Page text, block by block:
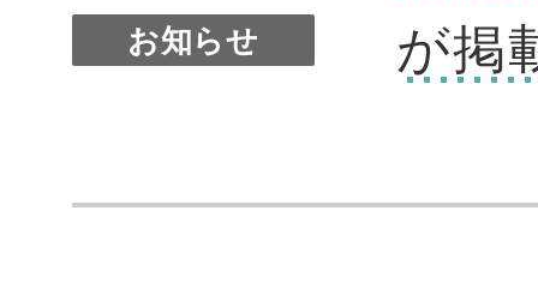
お知らせ
が掲